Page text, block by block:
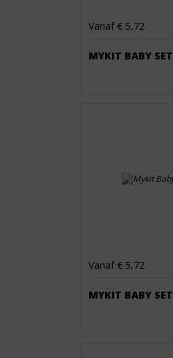
Vanaf € 5,72
MYKIT BABY SET
Vanaf € 5,72
MYKIT BABY SET